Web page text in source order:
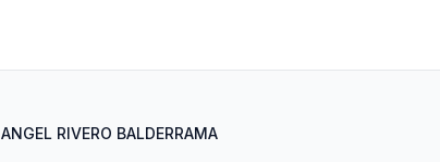
ANGEL RIVERO BALDERRAMA